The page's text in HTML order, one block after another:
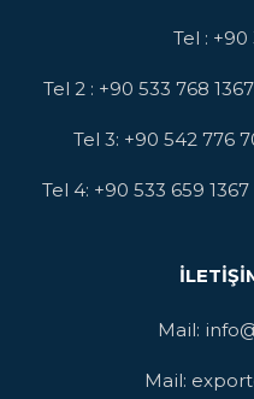
Tel : +90
Tel 2 : +90 533 768
Tel 3: +90 542 776
Tel 4: +90 533 659
Mail:
Mail: